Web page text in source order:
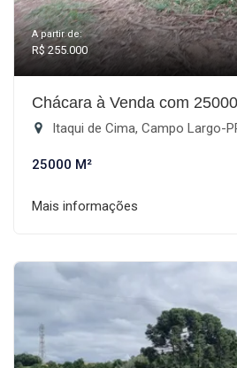
A partir de:
R$ 255.000
Chácara à Venda com
Itaqui de Cima, Campo Largo-
25000 M²
Mais informações